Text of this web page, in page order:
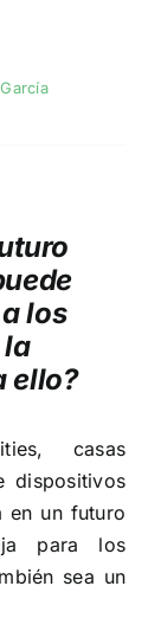
los
ello?
casas
dispositivos
en un futuro
para los
sea un